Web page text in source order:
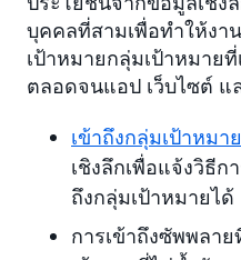
บุคคลที่สามเพื่อทำให้ง
เป้าหมายกลุ่มเป้าหมาย
ตลอดจนแอป เว็บไซต์
เข้าถึงกลุ่มเป้าหมา
เชิงลึกเพื่อแจ้งวิธี
ถึงกลุ่มเป้าหมายได้
การเข้าถึงซัพพลา